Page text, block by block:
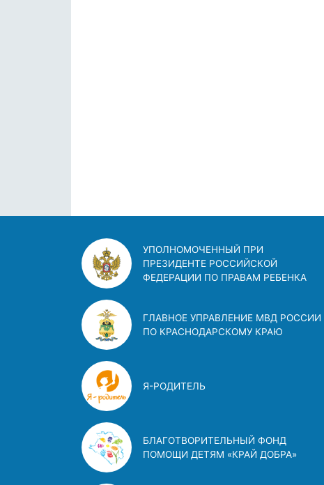
УПОЛНОМОЧЕННЫЙ ПРИ
ПРЕЗИДЕНТЕ РОССИЙСКОЙ
ФЕДЕРАЦИИ ПО ПРАВАМ РЕБЕНКА
ГЛАВНОЕ УПРАВЛЕНИЕ МВД РОССИИ
ПО КРАСНОДАРСКОМУ КРАЮ
Я-РОДИТЕЛЬ
БЛАГОТВОРИТЕЛЬНЫЙ ФОНД
ПОМОЩИ ДЕТЯМ «КРАЙ ДОБРА»